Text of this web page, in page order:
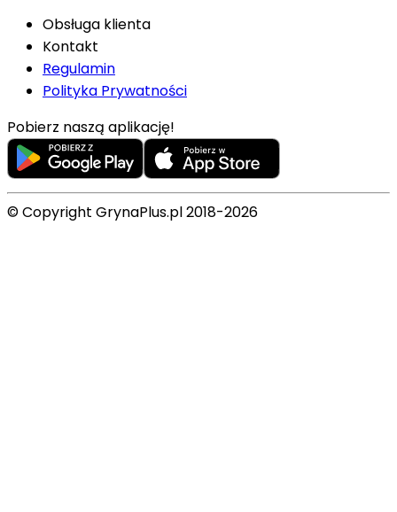
Obsługa klienta
Kontakt
Regulamin
Polityka Prywatności
Pobierz naszą aplikację!
© Copyright GrynaPlus.pl 2018-2026